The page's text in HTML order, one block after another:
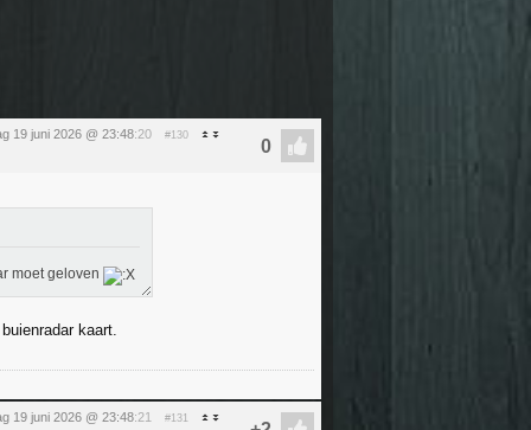
19 juni 2026 @ 23:48:20 #130
moet geloven
kaart.
19 juni 2026 @ 23:48:21 #131